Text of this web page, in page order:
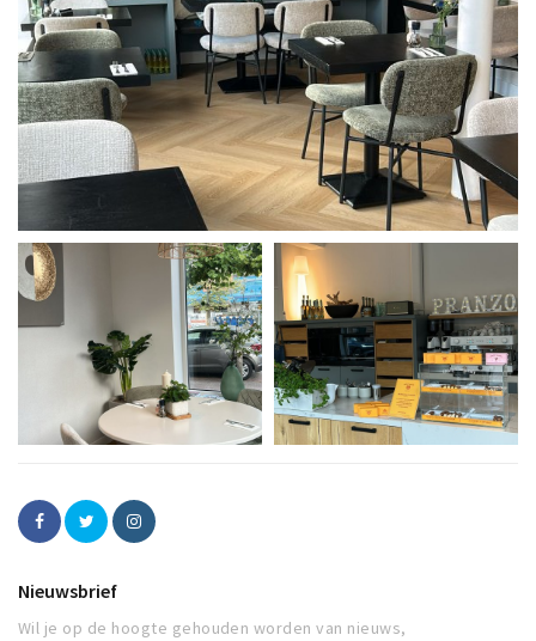
Nieuwsbrief
Wil je op de hoogte gehouden worden van nieuws,